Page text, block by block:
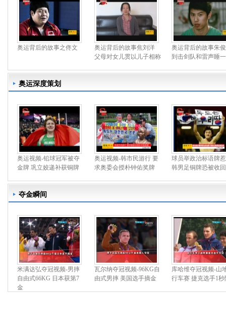
奥运背后的故事之佟文
奥运背后的故事焦刘洋
父母对女儿贯以儿子相称
奥运背后的故事朱
到击剑队和雷声睡
奥运深度策划
奥运视频-铅球冠军被夺
金牌 巩立姣递补获铜牌
奥运视频-韩市民游行 要
求奥委会授朴钟佑奖牌
球员举政治标语牌
韩男足铜牌恐被收回
夺金瞬间
米满达弘夺冠视频-男摔
自由式66KG 日本获第7
金
瓦尔纳夺冠视频-96KG自
由式男摔 美国选手摘金
库哈维夺冠视频-山
行车赛 捷克选手1秒